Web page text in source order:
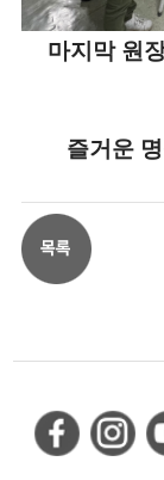
마지막 원
즐거운